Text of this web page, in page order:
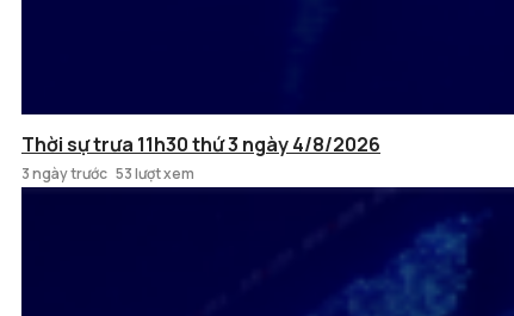
Thời sự trưa 11h30 thứ 3 ngày 4/8/2026
3 ngày trước 53 lượt xem